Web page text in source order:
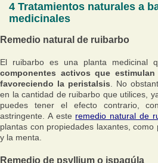
4 Tratamientos naturales a
medicinales
Remedio natural de ruibarbo
El ruibarbo es una planta medicinal
componentes activos que
favoreciendo la peristalsis. No
en la cantidad de ruibarbo que utilices,
puedes tener el efecto contrario,
astringente. A este remedio natural de
plantas con propiedades laxantes,
y la menta.
Remedio de psyllium o ispagúla